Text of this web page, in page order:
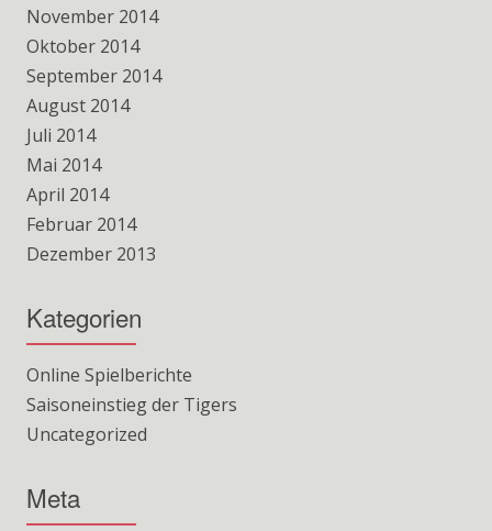
November 2014
Oktober 2014
September 2014
August 2014
Juli 2014
Mai 2014
April 2014
Februar 2014
Dezember 2013
Kategorien
Online Spielberichte
Saisoneinstieg der Tigers
Uncategorized
Meta